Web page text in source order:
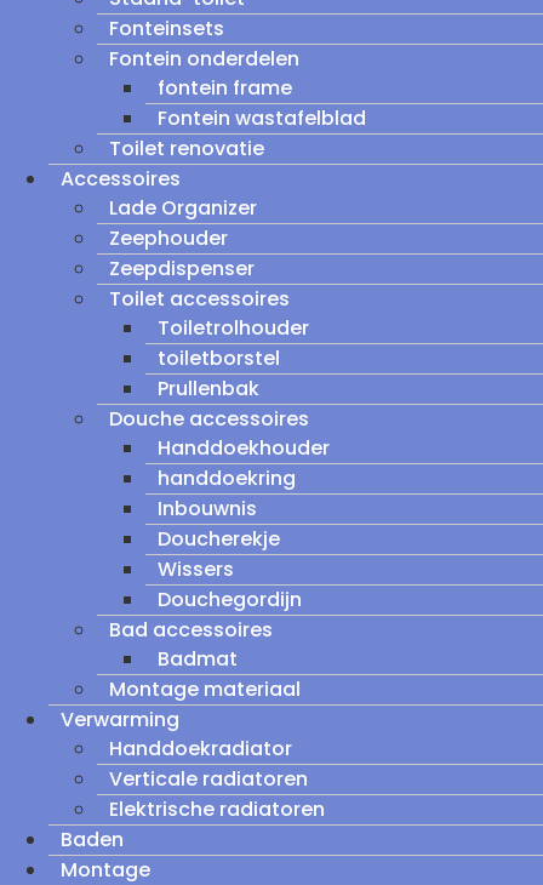
Fonteinsets
Fontein onderdelen
fontein frame
Fontein wastafelblad
Toilet renovatie
Accessoires
Lade Organizer
Zeephouder
Zeepdispenser
Toilet accessoires
Toiletrolhouder
toiletborstel
Prullenbak
Douche accessoires
Handdoekhouder
handdoekring
Inbouwnis
Doucherekje
Wissers
Douchegordijn
Bad accessoires
Badmat
Montage materiaal
Verwarming
Handdoekradiator
Verticale radiatoren
Elektrische radiatoren
Baden
Montage